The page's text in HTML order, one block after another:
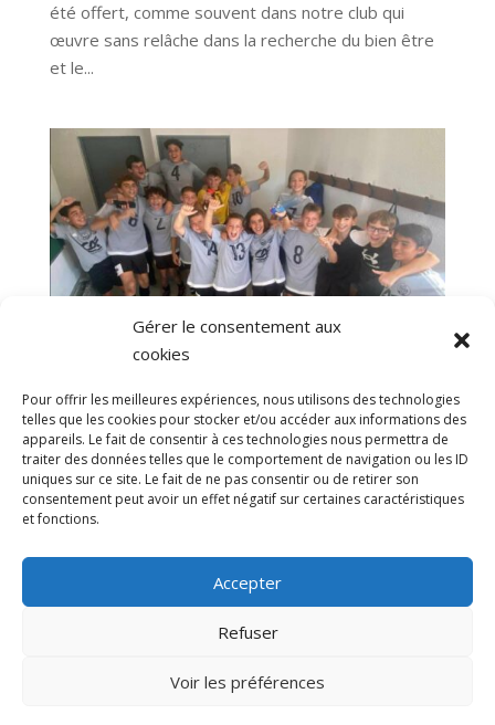
Gérer le consentement aux
cookies
Pour offrir les meilleures expériences, nous utilisons des technologies
telles que les cookies pour stocker et/ou accéder aux informations des
appareils. Le fait de consentir à ces technologies nous permettra de
traiter des données telles que le comportement de navigation ou les ID
uniques sur ce site. Le fait de ne pas consentir ou de retirer son
consentement peut avoir un effet négatif sur certaines caractéristiques
et fonctions.
Accepter
Refuser
Voir les préférences
été offert, comme souvent dans notre club qui
œuvre sans relâche dans la recherche du bien être
et le...
Nos U15 s’investissent dans la vie du club…
Bravo !
parSKHIRI F.|11 Oct, 2023|Actualités
Ce mercredi, 5 de nos U15 n’ont pas hésité une
seconde pour participer à l’encadrement des
séances d’entrainement des plus jeunes des U6
aux U9.Suite à l’action de sensibilisation entreprise
par les éducateurs, dirigeants et le président sur...